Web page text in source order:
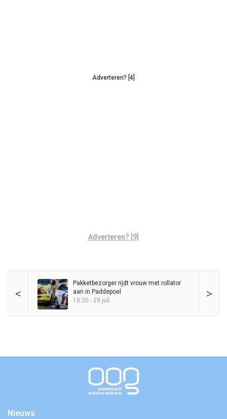
Adverteren? [4]
Adverteren? [9]
< >
Pakketbezorger rijdt vrouw met rollator
aan in Paddepoel
15:20 - 29 juli
Nieuws